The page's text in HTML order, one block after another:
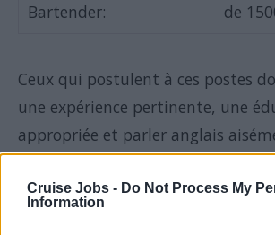
Cruise Jobs - Do Not Process My
Information
Bartender:
de
Ceux qui postulent à ces postes
une expérience pertinente, une
appropriée et parler anglais
Personnel sans